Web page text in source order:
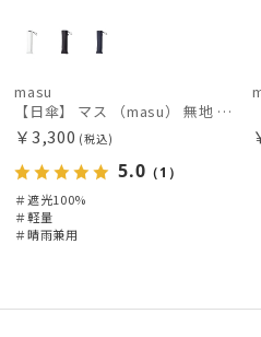
masu
【日傘】 マス （masu） 無地 折りたたみ傘 【公式ムーンバット】 メンズ UV 晴雨兼用 プレゼント ギフト 軽量 晴雨兼用 グラスファイバー 楽々開閉
￥3,300 (税込)
5.0 （1）
＃遮光100%
＃軽量
＃晴雨兼用